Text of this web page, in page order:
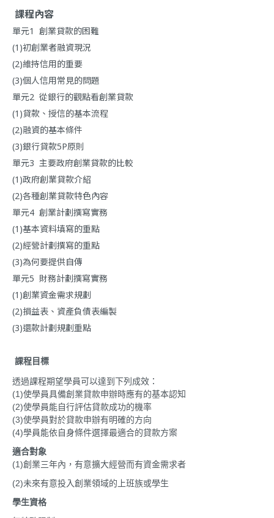
課程內容
單元1 創業貸款的困難
(1)初創業者融資現況
(2)維持信用的重要
(3)個人信用常見的問題
單元2 從銀行的觀點看創業貸款
(1)貸款、授信的基本流程
(2)融資的基本條件
(3)銀行貸款5P原則
單元3 主要政府創業貸款的比較
(1)政府創業貸款介紹
(2)各種創業貸款特色內容
單元4 創業計劃撰寫實務
(1)基本資料填寫的重點
(2)經營計劃撰寫的重點
(3)為何要提供自傳
單元5 財務計劃撰寫實務
(1)創業資金需求規劃
(2)損益表、資產負債表編製
(3)還款計劃規劃重點
課程目標
透過課程期望學員可以達到下列成效：
(1)使學員具備創業貸款申辦時應有的基本認知
(2)使學員能自行評估貸款成功的機率
(3)使學員對於貸款申辦有明確的方向
(4)學員能依自身條件選擇最適合的貸款方案
適合對象
(1)創業三年內，有意擴大經營而有資金需求者
(2)未來有意投入創業領域的上班族或學生
學生資格